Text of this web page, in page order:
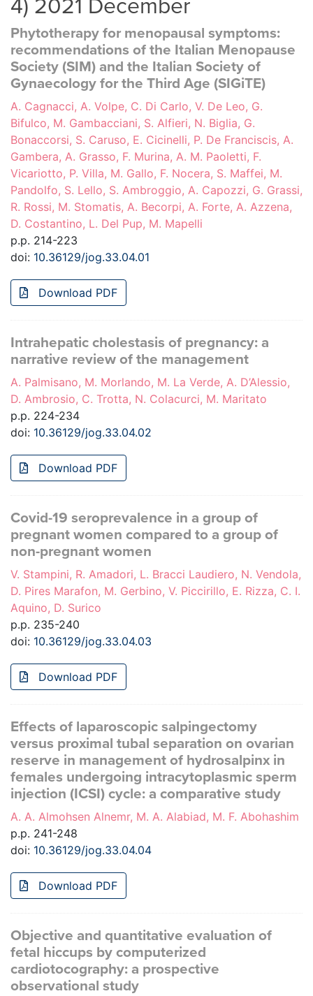
4) 2021 December
Phytotherapy for menopausal symptoms:
recommendations of the Italian Menopause
Society (SIM) and the Italian Society of
Gynaecology for the Third Age (SIGiTE)
A. Cagnacci, A. Volpe, C. Di Carlo, V. De Leo, G.
Bifulco, M. Gambacciani, S. Alfieri, N. Biglia, G.
Bonaccorsi, S. Caruso, E. Cicinelli, P. De Franciscis, A.
Gambera, A. Grasso, F. Murina, A. M. Paoletti, F.
Vicariotto, P. Villa, M. Gallo, F. Nocera, S. Maffei, M.
Pandolfo, S. Lello, S. Ambroggio, A. Capozzi, G. Grassi,
R. Rossi, M. Stomatis, A. Becorpi, A. Forte, A. Azzena,
D. Costantino, L. Del Pup, M. Mapelli
p.p. 214-223
doi: 10.36129/jog.33.04.01
Download PDF
Intrahepatic cholestasis of pregnancy: a
narrative review of the management
A. Palmisano, M. Morlando, M. La Verde, A. D’Alessio,
D. Ambrosio, C. Trotta, N. Colacurci, M. Maritato
p.p. 224-234
doi: 10.36129/jog.33.04.02
Download PDF
Covid-19 seroprevalence in a group of
pregnant women compared to a group of
non-pregnant women
V. Stampini, R. Amadori, L. Bracci Laudiero, N. Vendola,
D. Pires Marafon, M. Gerbino, V. Piccirillo, E. Rizza, C. I.
Aquino, D. Surico
p.p. 235-240
doi: 10.36129/jog.33.04.03
Download PDF
Effects of laparoscopic salpingectomy
versus proximal tubal separation on ovarian
reserve in management of hydrosalpinx in
females undergoing intracytoplasmic sperm
injection (ICSI) cycle: a comparative study
A. A. Almohsen Alnemr, M. A. Alabiad, M. F. Abohashim
p.p. 241-248
doi: 10.36129/jog.33.04.04
Download PDF
Objective and quantitative evaluation of
fetal hiccups by computerized
cardiotocography: a prospective
observational study